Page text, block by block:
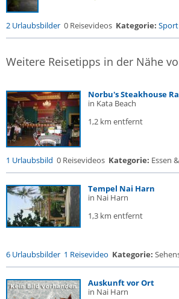
2 Urlaubsbilder 0 Reisevideos Kategorie:
Weitere Reisetipps in der Nähe
Norbu's Steakhouse
in Kata Beach
1,2 km entfernt
1 Urlaubsbild 0 Reisevideos Kategorie: Essen
Tempel Nai Harn
in Nai Harn
1,3 km entfernt
6 Urlaubsbilder 1 Reisevideo Kategorie:
Auskunft vor Ort
in Nai Harn